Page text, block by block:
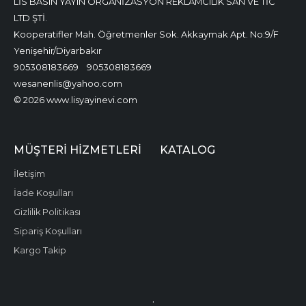
LTD ŞTİ.
Kooperatifler Mah. Öğretmenler Sok. Akkaymak Apt. No:9/F
Yenişehir/Diyarbakır
905308183669
905308183669
wesanenlis@yahoo.com
© 2026 www.lisyayinevi.com
MÜŞTERI HIZMETLERI
İletişim
İade Koşulları
Gizlilik Politikası
Sipariş Koşulları
Kargo Takip
KATALOG
.